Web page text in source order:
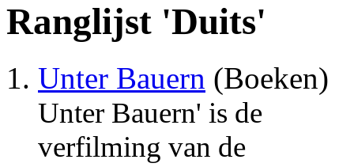
Ranglijst 'Duits'
Unter Bauern (Boeken)
Unter Bauern' is de
verfilming van de